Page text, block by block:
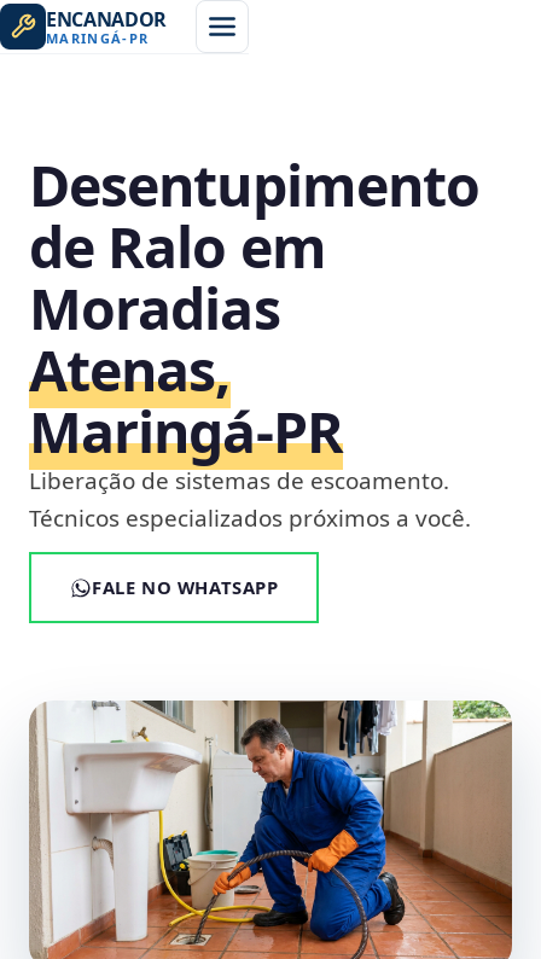
ENCANADOR
MARINGÁ- PR
Desentupimento
de Ralo em
Moradias
Atenas,
Maringá‑PR
Liberação de sistemas de escoamento.
Técnicos especializados próximos a você.
FALE NO WHATSAPP